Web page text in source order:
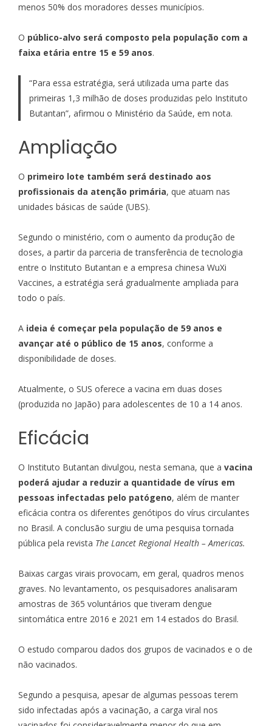
menos 50% dos moradores desses municípios.
O público-alvo será composto pela população com a
faixa etária entre 15 e 59 anos.
“Para essa estratégia, será utilizada uma parte das
primeiras 1,3 milhão de doses produzidas pelo Instituto
Butantan”, afirmou o Ministério da Saúde, em nota.
Ampliação
O primeiro lote também será destinado aos
profissionais da atenção primária, que atuam nas
unidades básicas de saúde (UBS).
Segundo o ministério, com o aumento da produção de
doses, a partir da parceria de transferência de tecnologia
entre o Instituto Butantan e a empresa chinesa WuXi
Vaccines, a estratégia será gradualmente ampliada para
todo o país.
A ideia é começar pela população de 59 anos e
avançar até o público de 15 anos, conforme a
disponibilidade de doses.
Atualmente, o SUS oferece a vacina em duas doses
(produzida no Japão) para adolescentes de 10 a 14 anos.
Eficácia
O Instituto Butantan divulgou, nesta semana, que a vacina
poderá ajudar a reduzir a quantidade de vírus em
pessoas infectadas pelo patógeno, além de manter
eficácia contra os diferentes genótipos do vírus circulantes
no Brasil. A conclusão surgiu de uma pesquisa tornada
pública pela revista The Lancet Regional Health – Americas.
Baixas cargas virais provocam, em geral, quadros menos
graves. No levantamento, os pesquisadores analisaram
amostras de 365 voluntários que tiveram dengue
sintomática entre 2016 e 2021 em 14 estados do Brasil.
O estudo comparou dados dos grupos de vacinados e o de
não vacinados.
Segundo a pesquisa, apesar de algumas pessoas terem
sido infectadas após a vacinação, a carga viral nos